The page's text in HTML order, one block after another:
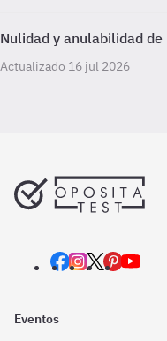
Nulidad y anulabilidad
Actualizado 16 jul 2026
Eventos